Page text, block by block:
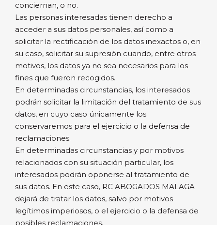
conciernan, o no.
Las personas interesadas tienen derecho a
acceder a sus datos personales, así como a
solicitar la rectificación de los datos inexactos o, en
su caso, solicitar su supresión cuando, entre otros
motivos, los datos ya no sea necesarios para los
fines que fueron recogidos.
En determinadas circunstancias, los interesados
podrán solicitar la limitación del tratamiento de sus
datos, en cuyo caso únicamente los
conservaremos para el ejercicio o la defensa de
reclamaciones.
En determinadas circunstancias y por motivos
relacionados con su situación particular, los
interesados podrán oponerse al tratamiento de
sus datos. En este caso, RC ABOGADOS MALAGA
dejará de tratar los datos, salvo por motivos
legítimos imperiosos, o el ejercicio o la defensa de
posibles reclamaciones.